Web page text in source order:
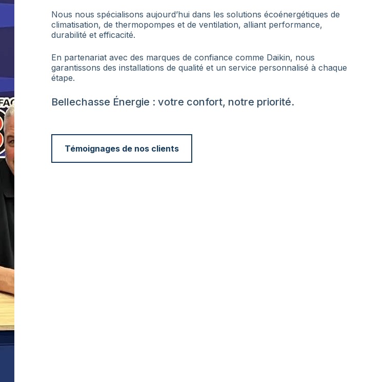
Nous nous spécialisons aujourd’hui dans les solutions écoénergétiques de
climatisation, de thermopompes et de ventilation, alliant performance,
durabilité et efficacité.
En partenariat avec des marques de confiance comme Daikin, nous
garantissons des installations de qualité et un service personnalisé à chaque
étape.
Bellechasse Énergie : votre confort, notre priorité.
Témoignages de nos clients